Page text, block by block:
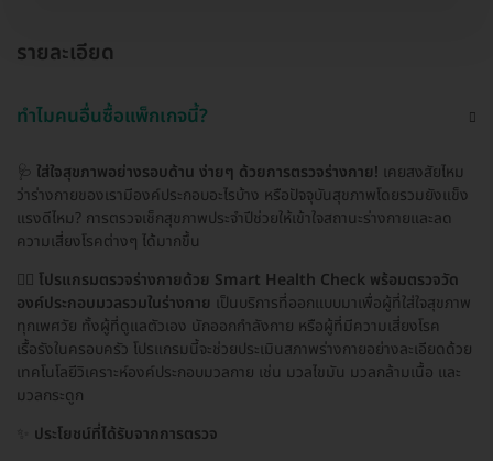
รายละเอียด
ทำไมคนอื่นซื้อแพ็กเกจนี้?
🩺 ใส่ใจสุขภาพอย่างรอบด้าน ง่ายๆ ด้วยการตรวจร่างกาย! เคยสงสัยไหม
ว่าร่างกายของเรามีองค์ประกอบอะไรบ้าง หรือปัจจุบันสุขภาพโดยรวมยังแข็ง
แรงดีไหม? การตรวจเช็กสุขภาพประจำปีช่วยให้เข้าใจสถานะร่างกายและลด
ความเสี่ยงโรคต่างๆ ได้มากขึ้น
👨‍⚕️ โปรแกรมตรวจร่างกายด้วย Smart Health Check พร้อมตรวจวัด
องค์ประกอบมวลรวมในร่างกาย เป็นบริการที่ออกแบบมาเพื่อผู้ที่ใส่ใจสุขภาพ
ทุกเพศวัย ทั้งผู้ที่ดูแลตัวเอง นักออกกำลังกาย หรือผู้ที่มีความเสี่ยงโรค
เรื้อรังในครอบครัว โปรแกรมนี้จะช่วยประเมินสภาพร่างกายอย่างละเอียดด้วย
เทคโนโลยีวิเคราะห์องค์ประกอบมวลกาย เช่น มวลไขมัน มวลกล้ามเนื้อ และ
มวลกระดูก
ประโยชน์ที่ได้รับจากการตรวจ